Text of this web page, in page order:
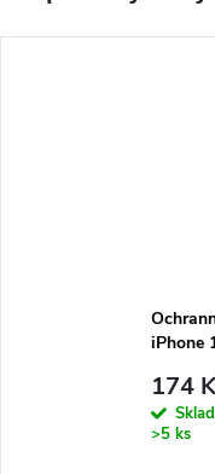
iPhone
174
>5 ks